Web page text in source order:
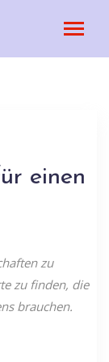
einen
zu
zu finden, die
brauchen.